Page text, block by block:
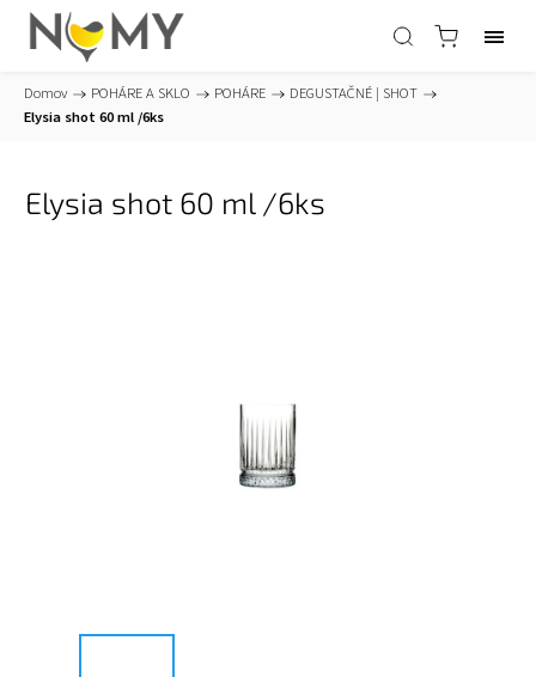
Domov / POHÁRE A SKLO / POHÁRE / DEGUSTAČNÉ | SHOT /
Elysia shot 60 ml /6ks
Elysia shot 60 ml /6ks